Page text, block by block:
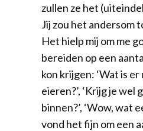
zullen ze het
Jij zou het andersom
Het hielp mij om me
bereiden op een
kon krijgen: ‘Wat is
eieren?’, ‘Krijg je wel
binnen?’, ‘Wow, wat
vond het fijn om een